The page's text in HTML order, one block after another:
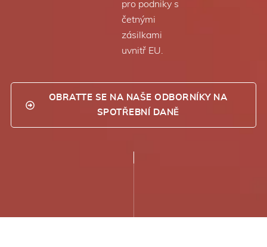
pro podniky s
četnými
zásilkami
uvnitř EU.
OBRATTE SE NA NAŠE ODBORNÍKY NA
SPOTŘEBNÍ DANĚ